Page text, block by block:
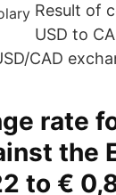
Result of
USD to
CAD
rate
the
to €